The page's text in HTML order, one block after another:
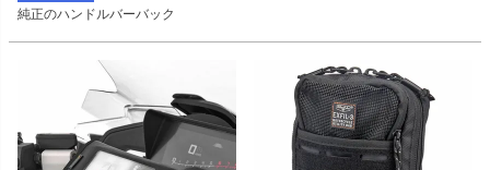
純正のハンドルバーバック